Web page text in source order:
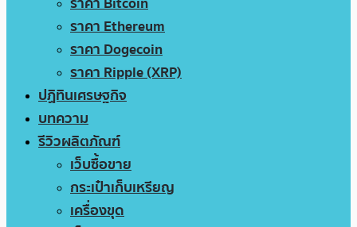
ราคา Ethereum
ราคา Dogecoin
ราคา Ripple (XRP)
ปฏิทินเศรษฐกิจ
บทความ
รีวิวผลิตภัณฑ์
เว็บซื้อขาย
กระเป๋าเก็บเหรียญ
เครื่องขุด